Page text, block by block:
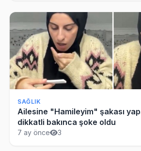
SAĞLIK
Ailesine "Hamileyim" şakası
dikkatli bakınca şoke oldu
7 ay önce 3